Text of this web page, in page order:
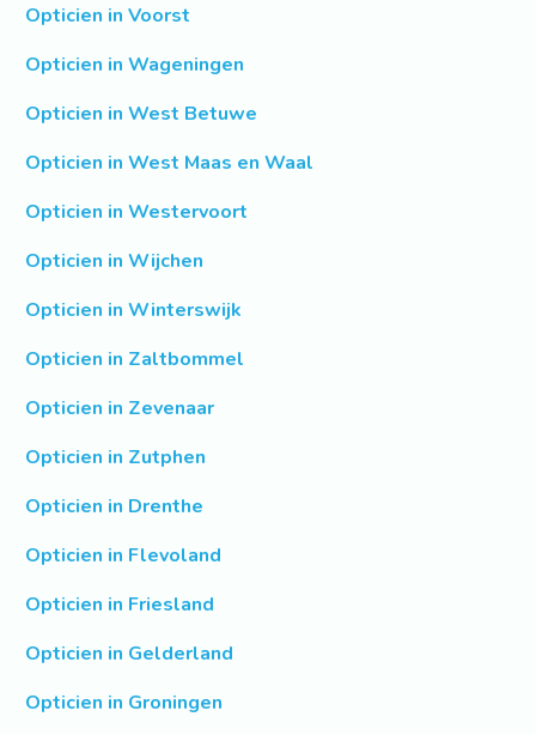
Opticien in Voorst
Opticien in Wageningen
Opticien in West Betuwe
Opticien in West Maas en Waal
Opticien in Westervoort
Opticien in Wijchen
Opticien in Winterswijk
Opticien in Zaltbommel
Opticien in Zevenaar
Opticien in Zutphen
Opticien in Drenthe
Opticien in Flevoland
Opticien in Friesland
Opticien in Gelderland
Opticien in Groningen